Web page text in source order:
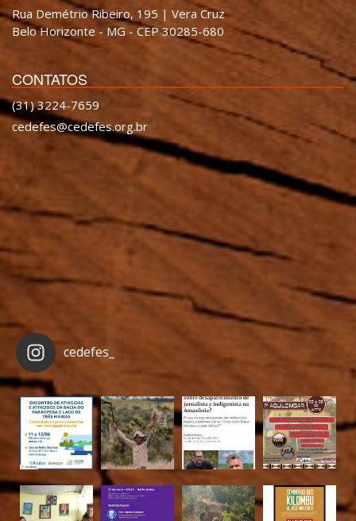
Rua Demétrio Ribeiro, 195 | Vera Cruz
Belo Horizonte - MG - CEP 30285-680
CONTATOS
(31) 3224-7659
cedefes@cedefes.org.br
cedefes_